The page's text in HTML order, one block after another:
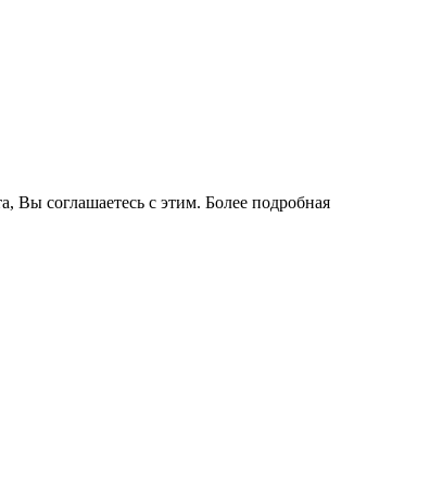
Вы соглашаетесь с этим. Более подробная